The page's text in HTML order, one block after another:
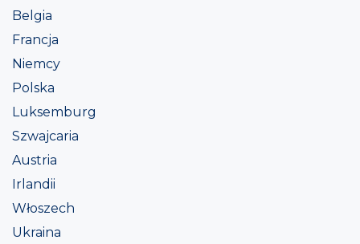
Belgia
Francja
Niemcy
Polska
Luksemburg
Szwajcaria
Austria
Irlandii
Włoszech
Ukraina